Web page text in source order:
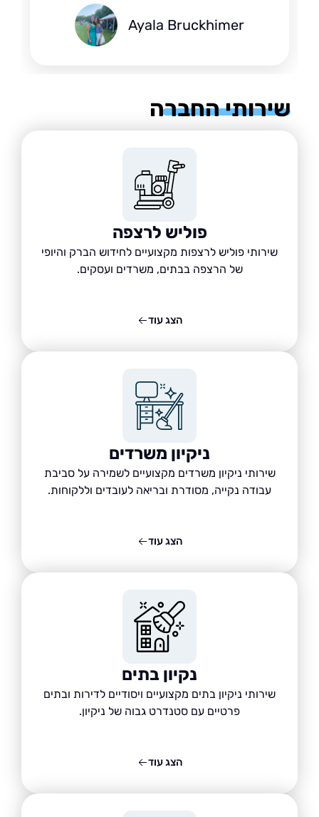
Ayala Bruckhimer
החברה
פוליש לרצפה
שירותי פוליש לרצפות מקצועיים לחידוש הברק והיופי
של הרצפה בבתים, משרדים ועסקים.
ניקיון משרדים
שירותי ניקיון משרדים מקצועיים לשמירה על סביבת
עבודה נקייה, מסודרת ובריאה לעובדים וללקוחות.
נקיון בתים
שירותי ניקיון בתים מקצועיים ויסודיים לדירות ובתים
פרטיים עם סטנדרט גבוה של ניקיון.